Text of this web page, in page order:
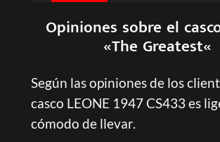
Opiniones sobre el
«The Greatest«
Según las opiniones de los
casco LEONE 1947 CS433 es
cómodo de llevar.